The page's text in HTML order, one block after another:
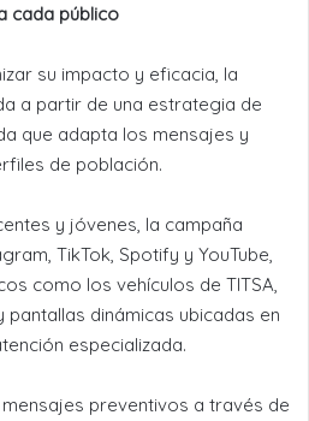
cada público
su impacto y eficacia, la
a partir de una estrategia de
que adapta los mensajes y
de población.
y jóvenes, la campaña
TikTok, Spotify y YouTube,
como los vehículos de TITSA,
pantallas dinámicas ubicadas en
especializada.
preventivos a través de